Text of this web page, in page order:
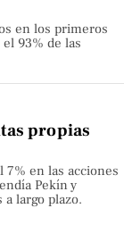
en los primeros
93% de las
propias
7% en las acciones
Pekín y
largo plazo.